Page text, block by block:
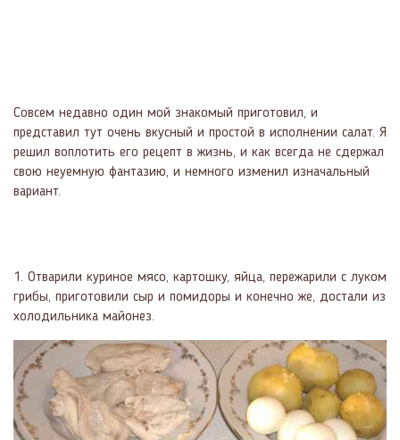
Совсем недавно один мой знакомый приготовил, и
представил тут очень вкусный и простой в исполнении салат. Я
решил воплотить его рецепт в жизнь, и как всегда не сдержал
свою неуемную фантазию, и немного изменил изначальный
вариант.
1. Отварили куриное мясо, картошку, яйца, пережарили с луком
грибы, приготовили сыр и помидоры и конечно же, достали из
холодильника майонез.